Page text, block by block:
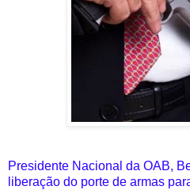
Presidente Nacional da OAB,
liberação do porte de armas